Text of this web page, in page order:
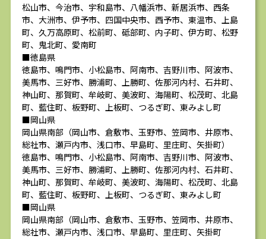
松山市、今治市、宇和島市、八幡浜市、新居浜市、西条
市、大洲市、伊予市、四国中央市、西予市、東温市、上島
町、久万高原町、松前町、砥部町、内子町、伊方町、松野
町、鬼北町、愛南町
■徳島県
徳島市、鳴門市、小松島市、阿南市、吉野川市、阿波市、
美馬市、三好市、勝浦町、上勝町、佐那河内村、石井町、
神山町、那賀町、牟岐町、美波町、海陽町、松茂町、北島
町、藍住町、板野町、上板町、つるぎ町、東みよし町
■岡山県
岡山県南部（岡山市、倉敷市、玉野市、笠岡市、井原市、
総社市、瀬戸内市、浅口市、早島町、里庄町、矢掛町）
徳島市、鳴門市、小松島市、阿南市、吉野川市、阿波市、
美馬市、三好市、勝浦町、上勝町、佐那河内村、石井町、
神山町、那賀町、牟岐町、美波町、海陽町、松茂町、北島
町、藍住町、板野町、上板町、つるぎ町、東みよし町
■岡山県
岡山県南部（岡山市、倉敷市、玉野市、笠岡市、井原市、
総社市、瀬戸内市、浅口市、早島町、里庄町、矢掛町